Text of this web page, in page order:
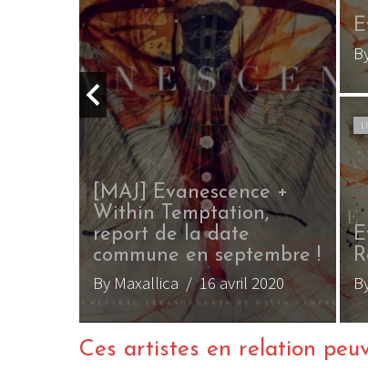
Evanescence – The
Open Door (2006)
By Maxallica / 30 juillet 2016
Ces artistes en relation